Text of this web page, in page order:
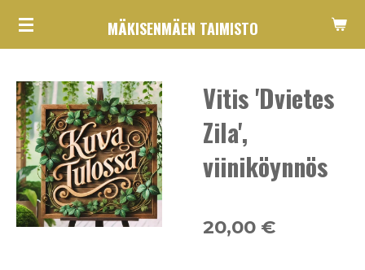
Siirry
MÄKISENMÄEN TAIMISTO
Vitis 'Dvietes
Zila',
viiniköynnös
20,00 €